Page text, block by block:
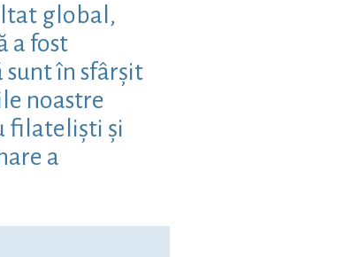
global,
a fost
în sfârșit
noastre
filateliști și
a